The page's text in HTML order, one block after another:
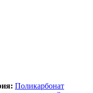
Поликарбонат